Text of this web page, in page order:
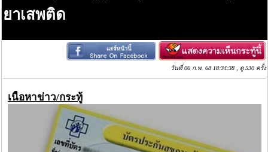
ยาเสพติด
วันที่ 06 ก.พ. 68 18:34:38 , ดู 530 ครั้ง
เนื้อหาข่าว/กระทู้